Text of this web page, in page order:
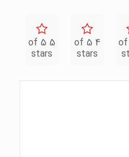
3
4 of 5
stars
5 of 5
stars